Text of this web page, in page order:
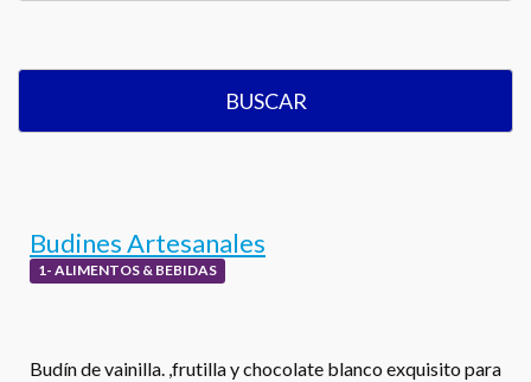
BUSCAR
Budines Artesanales
1- ALIMENTOS & BEBIDAS
Budín de vainilla. ,frutilla y chocolate blanco exquisito para